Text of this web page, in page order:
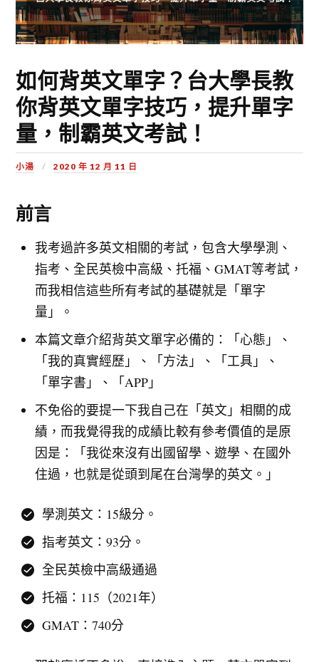
如何背英文單字？台大學長教
你背英文單字技巧，提升單字
量，制霸英文考試！
小湯 2020 年 12 月 11 日
前言
我考過許多英文相關的考試，包含大學學測、
指考、全民英檢中高級、托福、GMAT等考試，
而我相信這些所有考試的基礎就是「單字
量」。
本篇文章介紹背英文單字必備的：「心態」、
「我的真實經歷」、「方法」、「工具」、
「單字書」、「APP」
不免俗的要提一下我自己在「英文」相關的成
績，而我覺得我的成績比較有參考價值的是原
因是：「我從來沒有出國留學、遊學、在國外
住過，也就是從頭到尾在台灣學的英文。」
學測英文：15級分。
指考英文：93分。
全民英檢中高級通過
托福：115（2021年）
GMAT：740分